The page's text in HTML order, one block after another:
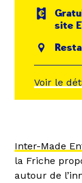
site
Voir le
Inter-Made
la Friche
autour de